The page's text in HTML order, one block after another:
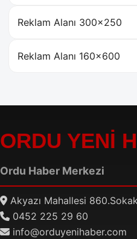
Reklam Alanı 300×250
Reklam Alanı 160×600
ORDU YENİ
Ordu Haber Merkezi
Akyazı Mahallesi
0452 225 29 60
info@orduyenihaber.com